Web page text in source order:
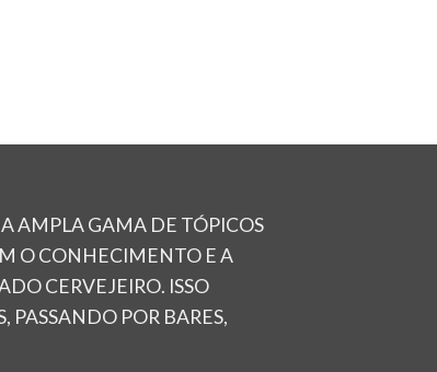
AMPLA GAMA DE TÓPICOS
O CONHECIMENTO E A
CERVEJEIRO. ISSO
POR BARES,